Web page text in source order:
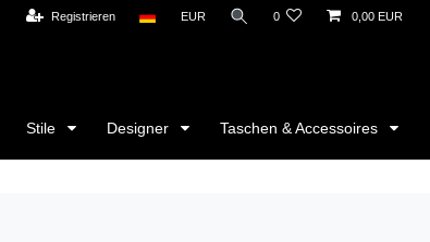
Registrieren EUR 0 0,00 EUR
Stile Designer Taschen & Accessoires